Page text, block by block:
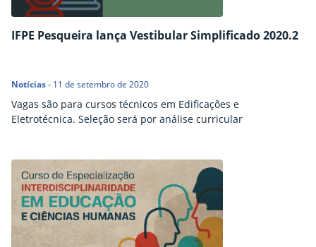
IFPE Pesqueira lança Vestibular Simplificado 2020.2
Notícias- 11 de setembro de 2020
Vagas são para cursos técnicos em Edificações e
Eletrotécnica. Seleção será por análise curricular